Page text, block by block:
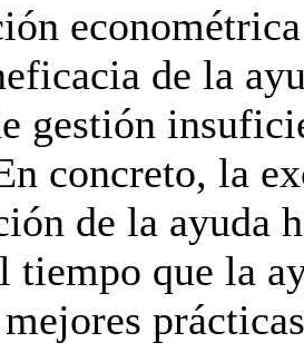
de la
gestión
concreto, la
de la ayuda
tiempo que la